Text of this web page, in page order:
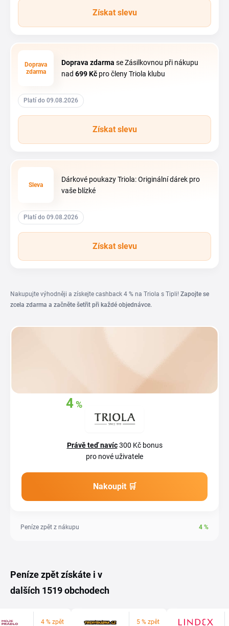
Získat slevu
Doprava
zdarma
Doprava zdarma se Zásilkovnou při nákupu
nad 699 Kč pro členy Triola klubu
Platí do 09.08.2026
Získat slevu
Sleva
Dárkové poukazy Triola: Originální dárek pro
vaše blízké
Platí do 09.08.2026
Získat slevu
Nakupujte výhodněji a získejte cashback 4 % na Triola s Tipli! Zapojte se
zcela zdarma a začněte šetřit při každé objednávce.
4 %z
Právě teď navíc300 Kč bonus
pro nové uživatele
Nakoupit 🛒
Peníze zpět z nákupu 4 %
Peníze zpět získáte i v
dalších 1519 obchodech
4 % zpět 5 % zpět